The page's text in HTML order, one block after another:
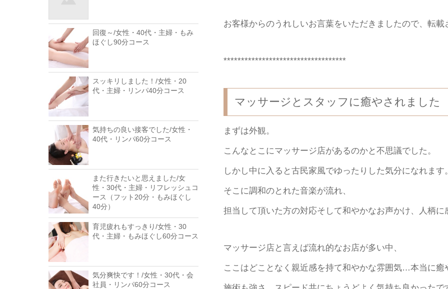
お客様からのうれしいお言葉をいただきましたので、転
***********************************
マッサージとスタッフに癒やされました
まずは外観。
こんなとこにマッサージ店があるのかと不思議でした。
しかし中に入ると古民家風でゆったりした気分になれます。
そこに調和のとれた音楽が流れ、
担当して頂いた方の対応そして和やかなお声かけ、人柄に
マッサージ店と言えば流れ的なお店が多い中、
ここはどことなく親近感を持て和やかな雰囲気…本当に癒
回復～/女性・40代・主婦・もみ
ほぐし90分コース
スッキリしました！/女性・20
代・主婦・リンパ40分コース
気持ちの良い接客でした/女性・
40代・リンパ60分コース
また行きたいと思えました/女
性・30代・主婦・リフレッシュコ
ース（フット20分・もみほぐし
40分）
育児疲れもすっきり/女性・30
代・主婦・もみほぐし60分コース
気分爽快です！/女性・30代・会
社員・リンパ60分コース